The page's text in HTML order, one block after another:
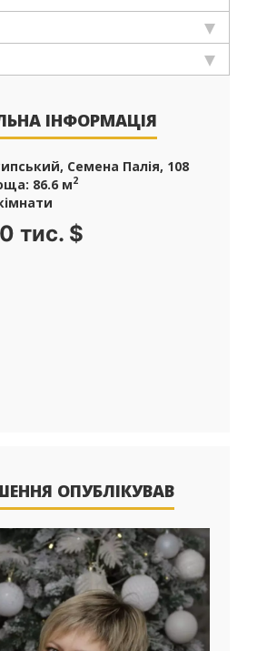
ІНФОРМАЦІЯ
Семена Палія, 108
86.6 м2
тис. $
ОПУБЛІКУВАВ